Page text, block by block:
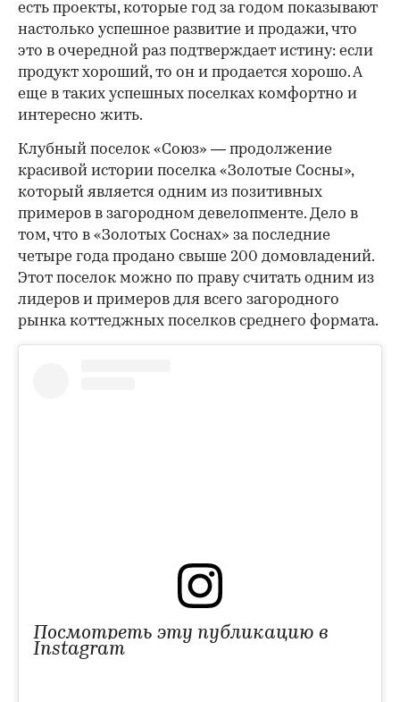
есть проекты, которые год за годом показывают
настолько успешное развитие и продажи, что
это в очередной раз подтверждает истину: если
продукт хороший, то он и продается хорошо. А
еще в таких успешных поселках комфортно и
интересно жить.
Клубный поселок «Союз» — продолжение
красивой истории поселка «Золотые Сосны»,
который является одним из позитивных
примеров в загородном девелопменте. Дело в
том, что в «Золотых Соснах» за последние
четыре года продано свыше 200 домовладений.
Этот поселок можно по праву считать одним из
лидеров и примеров для всего загородного
рынка коттеджных поселков среднего формата.
Посмотреть эту публикацию в
Instagram